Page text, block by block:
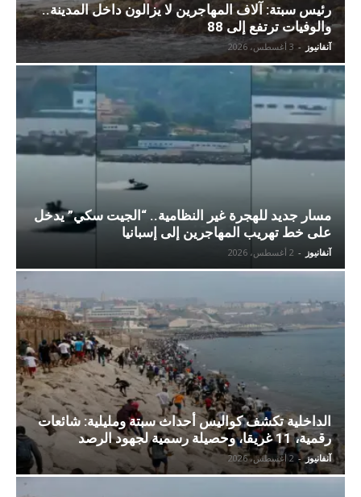
رئيس سبتة: آلاف المهاجرين لا يزالون داخل المدينة..
والوفيات ترتفع إلى 88
آنفانيوز - 3 أغسطس، 2026
مسار جديد للهجرة غير النظامية.. “الجيت سكي” يدخل
على خط تهريب المهاجرين إلى إسبانيا
آنفانيوز - 2 أغسطس، 2026
الداخلية تكشف كواليس أحداث سبتة ومليلية: شائعات
رقمية، 11 غريقا، وحصيلة رسمية لجهود الرصد
آنفانيوز - 2 أغسطس، 2026